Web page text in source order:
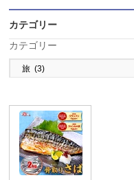
カテゴリー
カテゴリー